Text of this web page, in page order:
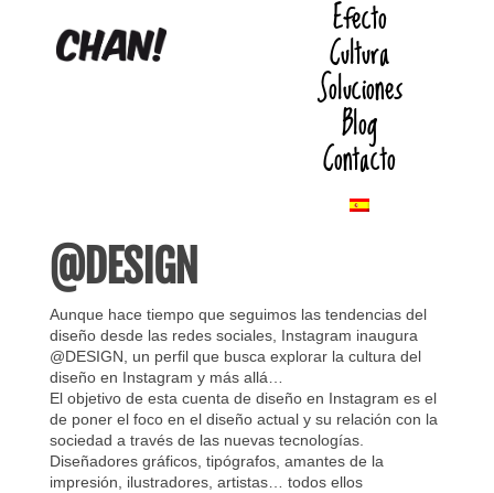
Efecto
Cultura
Soluciones
Blog
Contacto
@DESIGN
Aunque hace tiempo que seguimos las tendencias del
diseño desde las redes sociales, Instagram inaugura
@DESIGN, un perfil que busca explorar la cultura del
diseño en Instagram y más allá…
El objetivo de esta cuenta de diseño en Instagram es el
de poner el foco en el diseño actual y su relación con la
sociedad a través de las nuevas tecnologías.
Diseñadores gráficos, tipógrafos, amantes de la
impresión, ilustradores, artistas… todos ellos